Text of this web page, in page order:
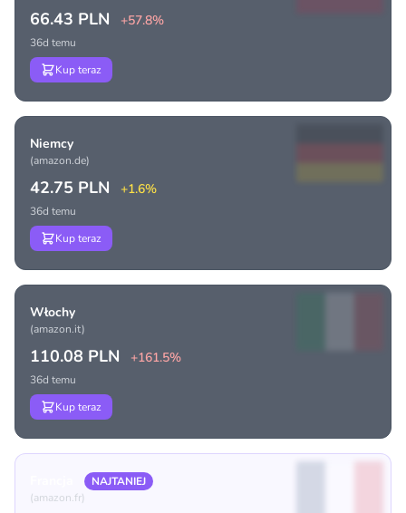
66.43 PLN +57.8%
36d temu
Kup teraz
Niemcy
(amazon.de)
42.75 PLN +1.6%
36d temu
Kup teraz
Włochy
(amazon.it)
110.08 PLN +161.5%
36d temu
Kup teraz
NAJTANIEJ
(amazon.fr)